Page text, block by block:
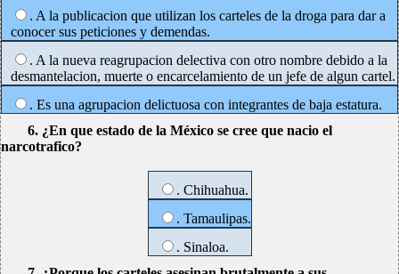
. A la publicacion que utilizan los carteles de la droga para dar a
conocer sus peticiones y demendas.
. A la nueva reagrupacion delectiva con otro nombre debido a la
desmantelacion, muerte o encarcelamiento de un jefe de algun cartel.
. Es una agrupacion delictuosa con integrantes de baja estatura.
6. ¿En que estado de la México se cree que nacio el
narcotrafico?
. Chihuahua.
. Tamaulipas.
. Sinaloa.